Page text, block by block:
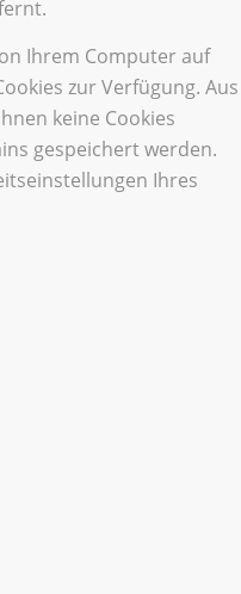
Ihrem Computer auf
zur Verfügung. Aus
keine Cookies
gespeichert werden.
Ihres